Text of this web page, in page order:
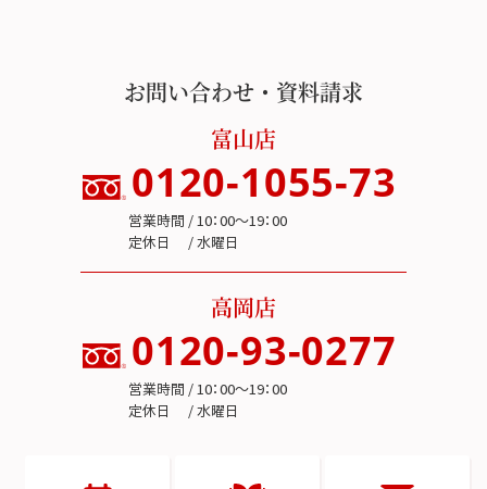
お問い合わせ・資料請求
富山店
0120-1055-73
営業時間 / 10：00～19：00
定休日 / 水曜日
高岡店
0120-93-0277
営業時間 / 10：00～19：00
定休日 / 水曜日